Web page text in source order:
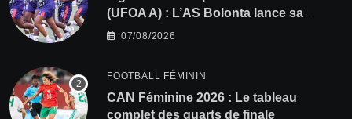
(UFOA A) : L’AS Bolonta lance sa
conquête de l’Afrique en Gambie
07/08/2026
FOOTBALL FÉMININ
CAN Féminine 2026 : Le tableau
complet des quarts de finale